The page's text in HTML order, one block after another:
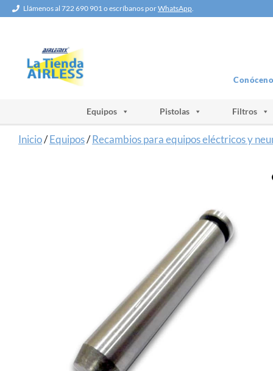
SaltarLlámenos al 722 690 901 o escríbanos porWhatsApp.
Equipos Pistolas Filtros
Inicio/Equipos/Recambios para equipos eléctricos y